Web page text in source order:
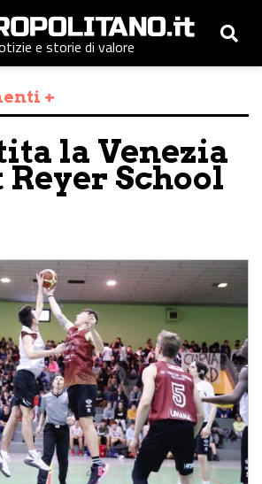
e storie di valore
+
la Venezia
School